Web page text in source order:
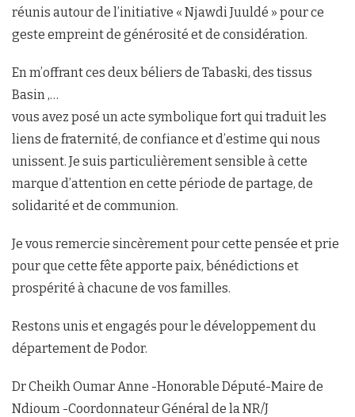
réunis autour de l’initiative « Njawdi Juuldé » pour ce
geste empreint de générosité et de considération.
En m’offrant ces deux béliers de Tabaski, des tissus
Basin ,…
vous avez posé un acte symbolique fort qui traduit les
liens de fraternité, de confiance et d’estime qui nous
unissent. Je suis particulièrement sensible à cette
marque d’attention en cette période de partage, de
solidarité et de communion.
Je vous remercie sincèrement pour cette pensée et prie
pour que cette fête apporte paix, bénédictions et
prospérité à chacune de vos familles.
Restons unis et engagés pour le développement du
département de Podor.
Dr Cheikh Oumar Anne -Honorable Député-Maire de
Ndioum -Coordonnateur Général de la NR/J